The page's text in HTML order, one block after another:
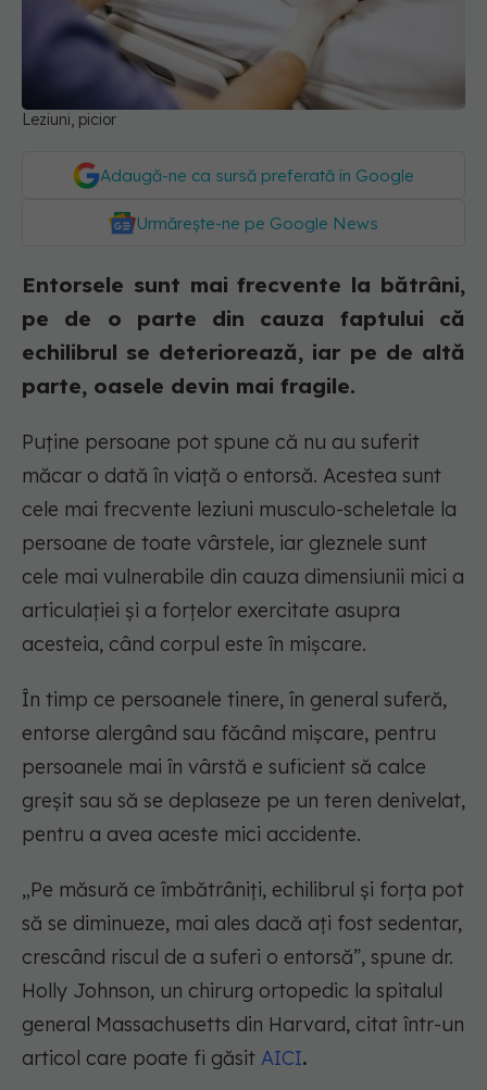
Leziuni, picior
Adaugă-ne ca sursă preferată în Google
Urmărește-ne pe Google News
Entorsele sunt mai frecvente la bătrâni,
pe de o parte din cauza faptului că
echilibrul se deteriorează, iar pe de altă
parte, oasele devin mai fragile.
Puține persoane pot spune că nu au suferit
măcar o dată în viață o entorsă. Acestea sunt
cele mai frecvente leziuni musculo-scheletale la
persoane de toate vârstele, iar gleznele sunt
cele mai vulnerabile din cauza dimensiunii mici a
articulației și a forțelor exercitate asupra
acesteia, când corpul este în mișcare.
În timp ce persoanele tinere, în general suferă,
entorse alergând sau făcând mișcare, pentru
persoanele mai în vârstă e suficient să calce
greșit sau să se deplaseze pe un teren denivelat,
pentru a avea aceste mici accidente.
„Pe măsură ce îmbătrâniți, echilibrul și forța pot
să se diminueze, mai ales dacă ați fost sedentar,
crescând riscul de a suferi o entorsă”, spune dr.
Holly Johnson, un chirurg ortopedic la spitalul
general Massachusetts din Harvard, citat într-un
articol care poate fi găsit AICI.